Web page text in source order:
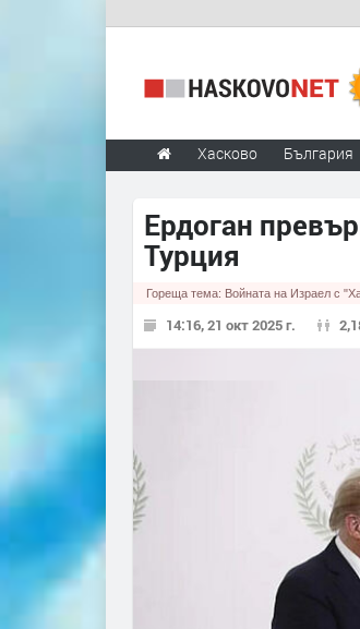
Хасково България
Ердоган
Турция
Гореща тема: Войната на Израел с
14:16, 21 окт 2025 г.